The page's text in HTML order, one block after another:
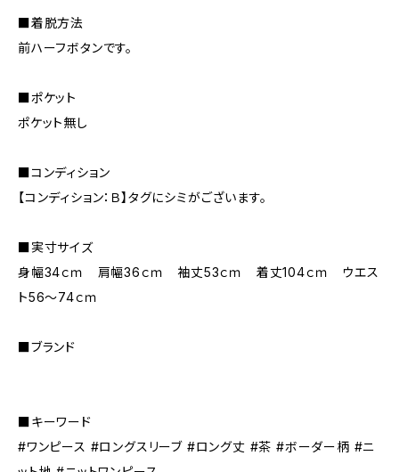
■着脱方法
前ハーフボタンです。
■ポケット
ポケット無し
■コンディション
【コンディション：Ｂ】タグにシミがございます。
■実寸サイズ
身幅34ｃｍ 肩幅36ｃｍ 袖丈53ｃｍ 着丈104ｃｍ ウエス
ト56～74ｃｍ
■ブランド
■キーワード
#ワンピース #ロングスリーブ #ロング丈 #茶 #ボーダー柄 #ニ